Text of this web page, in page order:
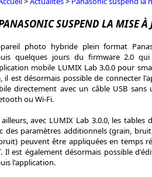
SUSPEND LA MISE
photo hybride plein format
quelques jours du firmware 2.0
mobile LUMIX Lab 3.0.0 pour
il est désormais possible de connecter
directement avec un câble USB
ou Wi-Fi.
ailleurs, avec LUMIX Lab 3.0.0, les tables
des paramètres additionnels (grain,
peuvent être appliquées en temps
Il est également désormais possible
l'application.